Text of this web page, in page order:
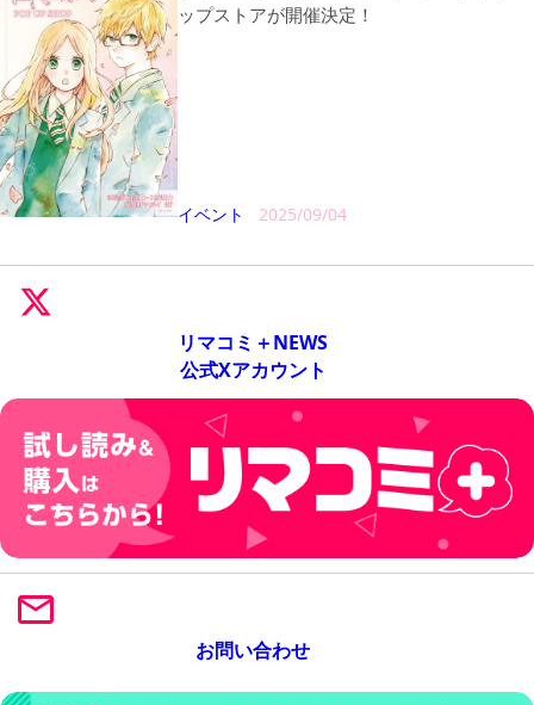
ップストアが開催決定！
イベント 2025/09/04
リマコミ＋NEWS
公式Xアカウント
お問い合わせ